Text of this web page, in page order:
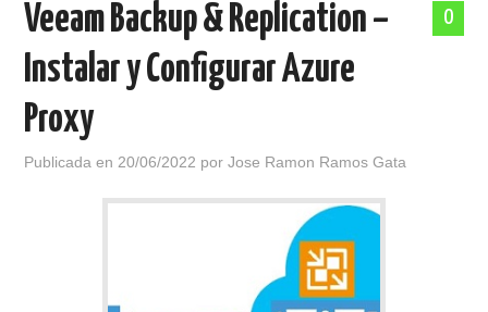
POLÍTICA DE PRIVACIDAD
0
Veeam Backup & Replication –
Instalar y Configurar Azure
Proxy
Publicada en 20/06/2022 porJose Ramon Ramos Gata